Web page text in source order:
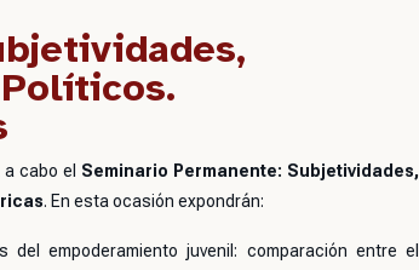
cabo el Seminario Permanente: Subjetividades,
. En esta ocasión expondrán:
del empoderamiento juvenil: comparación entre el